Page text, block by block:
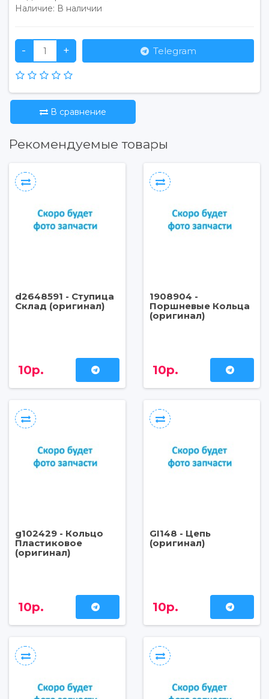
Наличие: В наличии
- + Telegram
В сравнение
Рекомендуемые товары
d2648591 - Ступица
Склад (оригинал)
10р.
1908904 -
Поршневые Кольца
(оригинал)
10р.
g102429 - Кольцо
Пластиковое
(оригинал)
10р.
GI148 - Цепь
(оригинал)
10р.